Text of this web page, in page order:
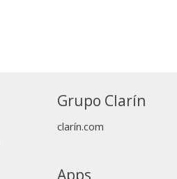
Grupo Clarín
clarín.com
Apps